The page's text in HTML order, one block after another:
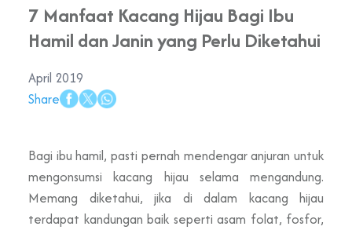
7 Manfaat Kacang Hijau Bagi Ibu
Hamil dan Janin yang Perlu Diketahui
April 2019
Share
Bagi ibu hamil, pasti pernah mendengar anjuran untuk
mengonsumsi kacang hijau selama mengandung.
Memang diketahui, jika di dalam kacang hijau
terdapat kandungan baik seperti asam folat, fosfor,